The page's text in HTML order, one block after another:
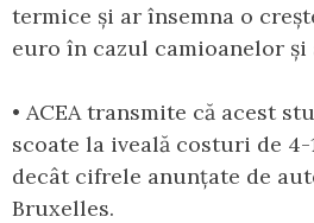
termice și ar însemna o
euro în cazul camioanelor și
• ACEA transmite că acest
scoate la iveală costuri de
decât cifrele anunțate de
Bruxelles.